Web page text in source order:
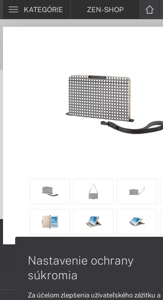
KATEGÓRIE ZEN-SHOP
Nastavenie ochrany
súkromia
Za účelom zlepšenia užívateľského zážitku a